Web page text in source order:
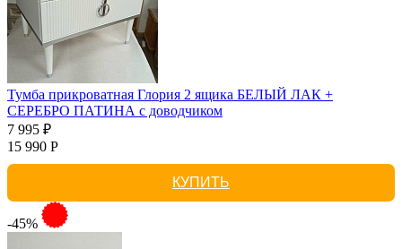
Тумба прикроватная Глория 2 ящика БЕЛЫЙ ЛАК +
СЕРЕБРО ПАТИНА с доводчиком
7 995 ₽
15 990 Р
КУПИТЬ
-45%